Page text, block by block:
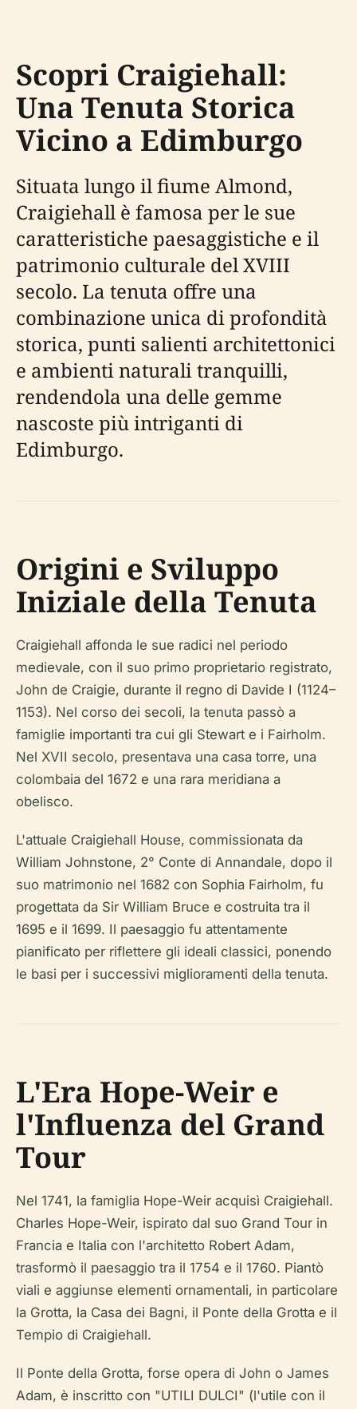
Scopri Craigiehall:
Una Tenuta Storica
Vicino a Edimburgo
Situata lungo il fiume Almond,
Craigiehall è famosa per le sue
caratteristiche paesaggistiche e il
patrimonio culturale del XVIII
secolo. La tenuta offre una
combinazione unica di profondità
storica, punti salienti architettonici
e ambienti naturali tranquilli,
rendendola una delle gemme
nascoste più intriganti di
Edimburgo.
Origini e Sviluppo
Iniziale della Tenuta
Craigiehall affonda le sue radici nel periodo
medievale, con il suo primo proprietario registrato,
John de Craigie, durante il regno di Davide I (1124–
1153). Nel corso dei secoli, la tenuta passò a
famiglie importanti tra cui gli Stewart e i Fairholm.
Nel XVII secolo, presentava una casa torre, una
colombaia del 1672 e una rara meridiana a
obelisco.
L'attuale Craigiehall House, commissionata da
William Johnstone, 2° Conte di Annandale, dopo il
suo matrimonio nel 1682 con Sophia Fairholm, fu
progettata da Sir William Bruce e costruita tra il
1695 e il 1699. Il paesaggio fu attentamente
pianificato per riflettere gli ideali classici, ponendo
le basi per i successivi miglioramenti della tenuta.
L'Era Hope-Weir e
l'Influenza del Grand
Tour
Nel 1741, la famiglia Hope-Weir acquisì Craigiehall.
Charles Hope-Weir, ispirato dal suo Grand Tour in
Francia e Italia con l'architetto Robert Adam,
trasformò il paesaggio tra il 1754 e il 1760. Piantò
viali e aggiunse elementi ornamentali, in particolare
la Grotta, la Casa dei Bagni, il Ponte della Grotta e il
Tempio di Craigiehall.
Il Ponte della Grotta, forse opera di John o James
Adam, è inscritto con "UTILI DULCI" (l'utile con il